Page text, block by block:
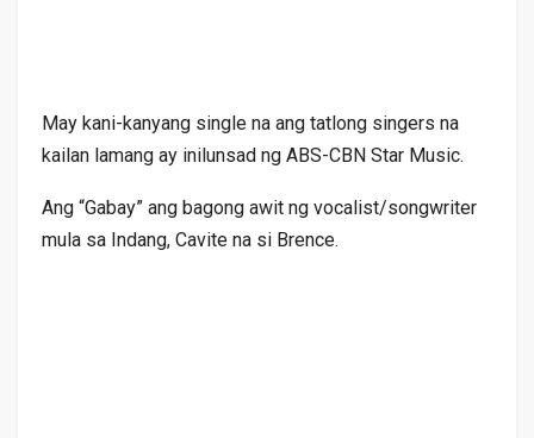
May kani-kanyang single na ang tatlong singers na
kailan lamang ay inilunsad ng ABS-CBN Star Music.
Ang “Gabay” ang bagong awit ng vocalist/songwriter
mula sa Indang, Cavite na si Brence.